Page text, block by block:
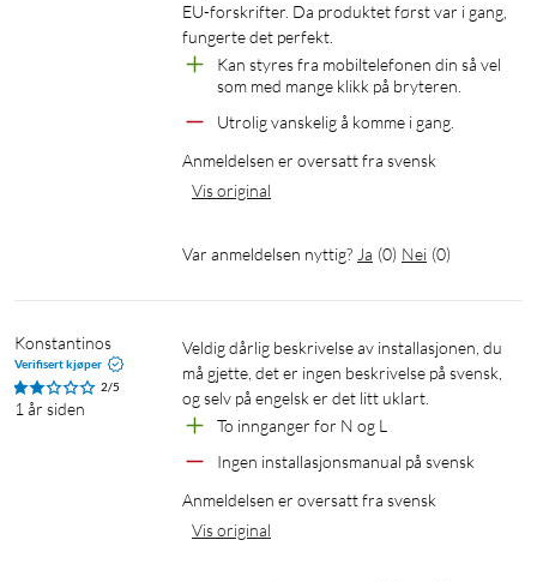
EU-forskrifter. Da produktet først var i gang,
fungerte det perfekt.
Kan styres fra mobiltelefonen din så vel
som med mange klikk på bryteren.
Utrolig vanskelig å komme i gang.
Anmeldelsen er oversatt fra svensk
Vis original
Var anmeldelsen nyttig? Ja (0) Nei (0)
Konstantinos
Verifisert kjøper
2/5
1 år siden
Veldig dårlig beskrivelse av installasjonen, du
må gjette, det er ingen beskrivelse på svensk,
og selv på engelsk er det litt uklart.
To innganger for N og L
Ingen installasjonsmanual på svensk
Anmeldelsen er oversatt fra svensk
Vis original